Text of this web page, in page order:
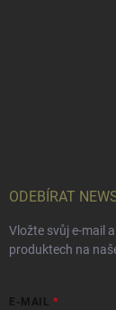
ODEBÍRAT
Vložte svůj e-mail
produktech na
E-MAIL